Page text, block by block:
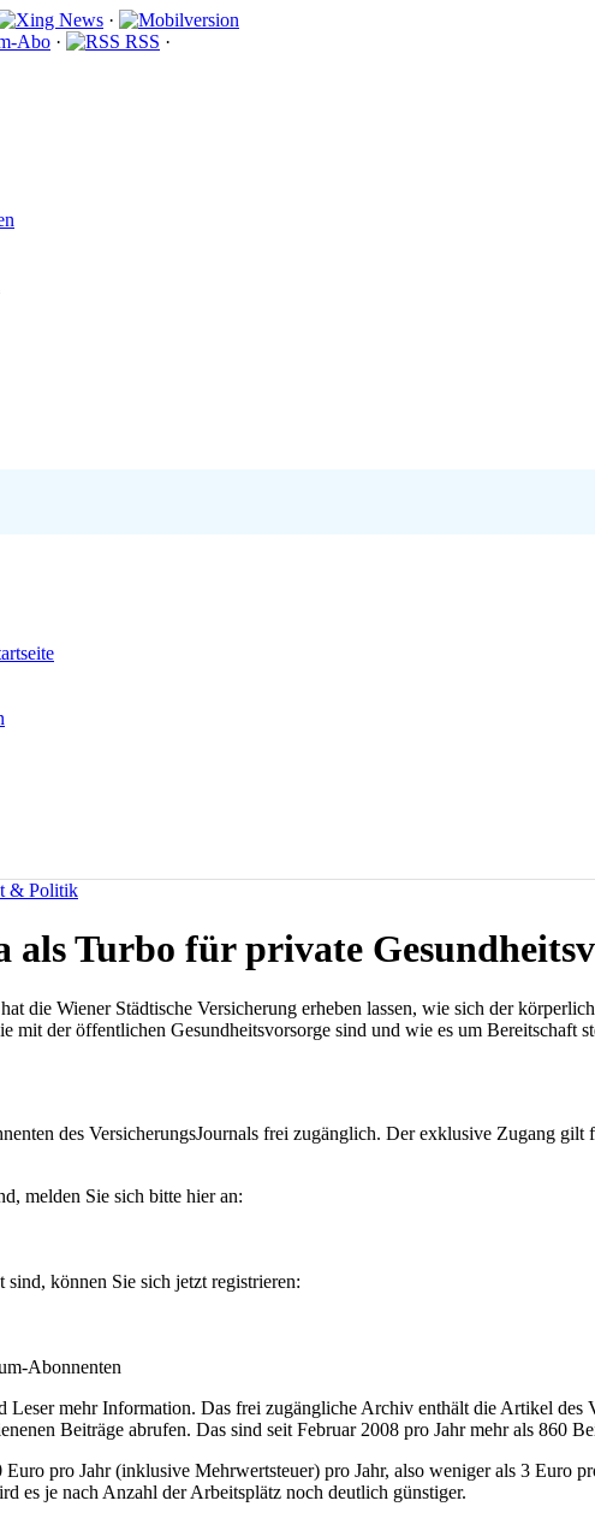
·
Abo · RSS ·
& Politik
als Turbo für private
die Wiener Städtische Versicherung erheben lassen, wie sich der
mit der öffentlichen Gesundheitsvorsorge sind und wie es um Bereitschaft
des VersicherungsJournals frei zugänglich. Der exklusive Zugang
melden Sie sich bitte hier an:
können Sie sich jetzt registrieren:
Abonnenten
Leser mehr Information. Das frei zugängliche Archiv enthält die Artikel des
Beiträge abrufen. Das sind seit Februar 2008 pro Jahr mehr als 860
pro Jahr (inklusive Mehrwertsteuer) pro Jahr, also weniger als 3 Euro
es je nach Anzahl der Arbeitsplätz noch deutlich günstiger.